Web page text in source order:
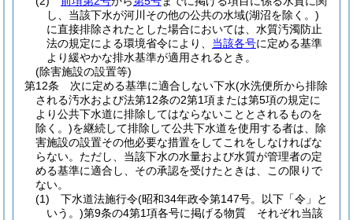
し、当該下水が河川その他の公共の水域(湖沼を除く。)
に直接排除されたとした場合においては、水質汚濁防止
法の規定による環境省令により、 当該各号に定める基準
より緩やかな排水基準が適用されるとき。
(除害施設の設置等)
第12条
次に定める基準に適合しない下水(水洗便所から排除
される汚水および法第12条の2第1項または第5項の規定に
より公共下水道に排除してはならないこととされるものを
除く。)を継続して排除して公共下水道を使用する者は、除
害施設の設置その他必要な措置をしてこれをしなければな
らない。 ただし、当該下水の水量および水質が管理者の定
める基準に適合し、その承認を受けたときは、この限りで
ない。
(1)
下水道法施行令(昭和34年政令第147号。以下「令」と
いう。)第9条の4第1項各号に掲げる物質 それぞれ当該